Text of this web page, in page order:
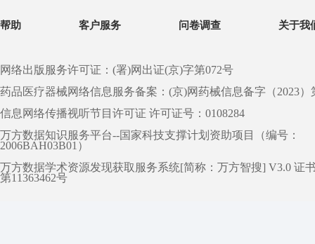
帮助 客户服务 问卷调查 关于我
网络出版服务许可证：(署)网出证(京)字第072号
药品医疗器械网络信息服务备案：(京)网药械信息备字（2023）
信息网络传播视听节目许可证 许可证号：0108284
万方数据知识服务平台--国家科技支撑计划资助项目（编号：
2006BAH03B01）
万方数据学术资源发现获取服务系统[简称：万方智搜] V3.0 证
第11363462号